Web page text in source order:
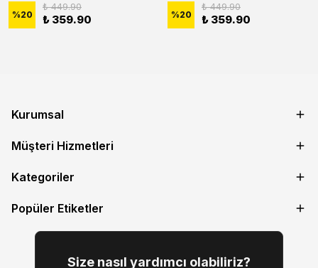
%20
₺ 449.90
₺ 359.90 %20
₺ 449.90
₺ 359.90
Kurumsal
Müşteri Hizmetleri
Kategoriler
Popüler Etiketler
Size nasıl yardımcı olabiliriz?